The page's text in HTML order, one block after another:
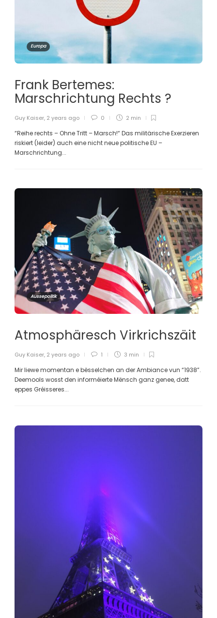
Europa
Frank Bertemes:
Marschrichtung Rechts ?
Guy Kaiser, 2 years ago 0 2 min
“Reihe rechts – Ohne Tritt – Marsch!“ Das militärische Exerzieren
riskiert (leider) auch eine nicht neue politische EU –
Marschrichtung...
Aussepolitik
Atmosphäresch Virkrichszäit
Guy Kaiser, 2 years ago 1 3 min
Mir liewe momentan e bësselchen an der Ambiance vun “1938”.
Deemools wosst den informéierte Mënsch ganz genee, datt
eppes Gréisseres...